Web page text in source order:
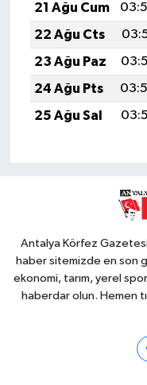
21 Ağu Cum
22 Ağu Cts
23 Ağu Paz
24 Ağu Pts
25 Ağu Sal
Antalya Körfez
haber sitemizde en son
ekonomi, tarım, yerel
haberdar olun. Hemen